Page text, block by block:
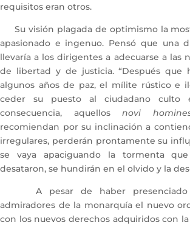
requisitos eran otros.
Su visión plagada de optimismo la
apasionado e ingenuo. Pensó que una
llevaría a los dirigentes a adecuarse a las
de libertad y de justicia. “Después que
algunos años de paz, el mílite rústico e
ceder su puesto al ciudadano culto
consecuencia, aquellosnovi
recomiendan por su inclinación a
irregulares, perderán prontamente su
se vaya apaciguando la tormenta
desataron, se hundirán en el olvido y la
A pesar de haber presenciado
admiradores de la monarquía el nuevo
con los nuevos derechos adquiridos con